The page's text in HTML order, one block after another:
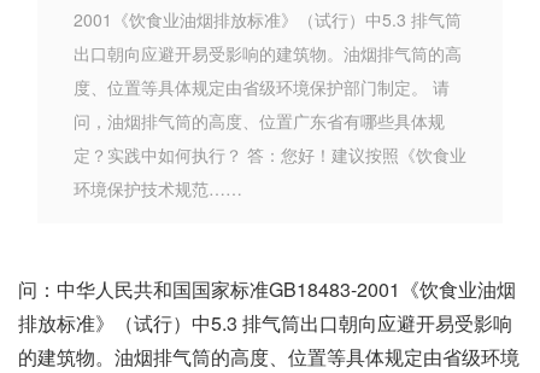
2001《饮食业油烟排放标准》（试行）中5.3 排气筒
出口朝向应避开易受影响的建筑物。油烟排气筒的高
度、位置等具体规定由省级环境保护部门制定。 请
问，油烟排气筒的高度、位置广东省有哪些具体规
定？实践中如何执行？ 答：您好！建议按照《饮食业
环境保护技术规范……
问：中华人民共和国国家标准GB18483-2001《饮食业油烟
排放标准》（试行）中5.3 排气筒出口朝向应避开易受影响
的建筑物。油烟排气筒的高度、位置等具体规定由省级环境